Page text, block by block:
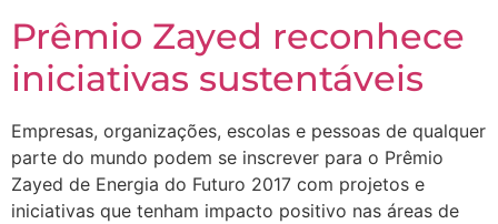
Prêmio Zayed reconhece
iniciativas sustentáveis
Empresas, organizações, escolas e pessoas de qualquer
parte do mundo podem se inscrever para o Prêmio
Zayed de Energia do Futuro 2017 com projetos e
iniciativas que tenham impacto positivo nas áreas de